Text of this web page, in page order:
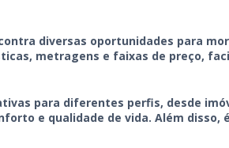
diversas oportunidades para
metragens e faixas de preço,
para diferentes perfis, desde
e qualidade de vida. Além